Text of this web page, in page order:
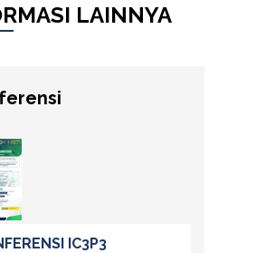
LAINNYA
IC3P3